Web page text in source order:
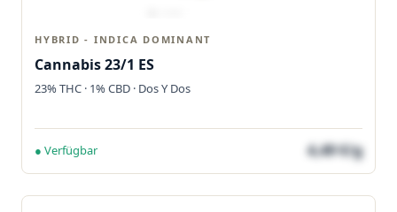
HYBRID - INDICA DOMINANT
Cannabis 23/1 ES
23% THC · 1% CBD · Dos Y Dos
● Verfügbar 4,49 €/g